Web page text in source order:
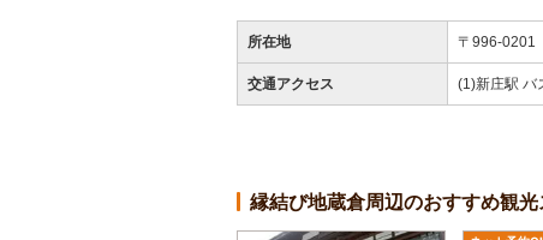
所在地 〒996-0201
交通アクセス (1)新庄駅 バ
縁結び地蔵倉周辺のおすすめ観光